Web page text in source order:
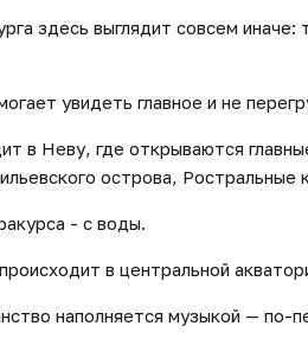
здесь выглядит совсем
увидеть главное и не
в Неву, где открываются
острова,
- с воды.
в центральной
наполняется музыкой — по-